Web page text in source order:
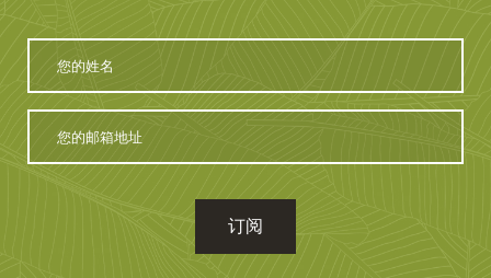
您
名
箱